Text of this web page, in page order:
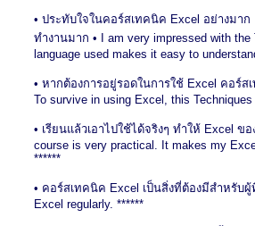
• ประทับใจในคอร์สเทคนิค Excel อย่างมา
ทำงานมาก • I am very impressed with
language used makes it easy to
• หากต้องการอยู่รอดในการใช้ Excel คอร์
To survive in using Excel, this
• เรียนแล้วเอาไปใช้ได้จริงๆ ทำให้ Excel
course is very practical. It makes my
******
• คอร์สเทคนิค Excel เป็นสิ่งที่ต้องมีสำหรับผู้
Excel regularly. ******